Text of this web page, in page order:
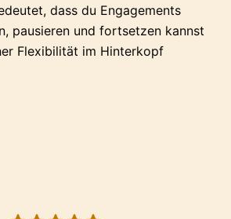
dass du Engagements
pausieren und fortsetzen kannst
Flexibilität im Hinterkopf